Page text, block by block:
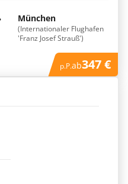
München
(Internationaler Flughafen
'Franz Josef Strauß')
p.P.ab347 €